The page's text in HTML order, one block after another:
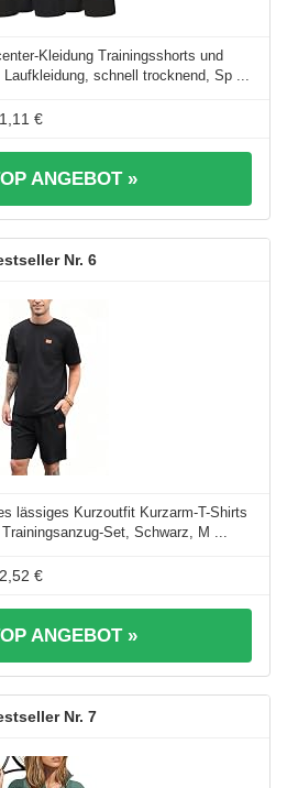
Kleidung Trainingsshorts und
Laufkleidung, schnell trocknend, Sp ...
€
ANGEBOT »
6
lässiges Kurzoutfit Kurzarm-T-Shirts
Set, Schwarz, M ...
€
ANGEBOT »
7